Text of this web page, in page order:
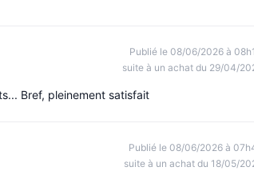
Publié le 08/06/2026 à
suite à un achat du 29/04/
Bref, pleinement satisfait
Publié le 08/06/2026 à
suite à un achat du 18/05/